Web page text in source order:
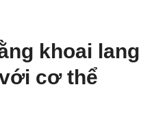
khoai lang
cơ thể